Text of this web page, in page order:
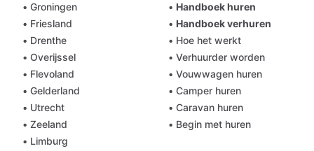
• Groningen
• Friesland
• Drenthe
• Overijssel
• Flevoland
• Gelderland
• Utrecht
• Zeeland
• Limburg
• Handboek huren
• Handboek verhuren
• Hoe het werkt
• Verhuurder worden
• Vouwwagen huren
• Camper huren
• Caravan huren
• Begin met huren